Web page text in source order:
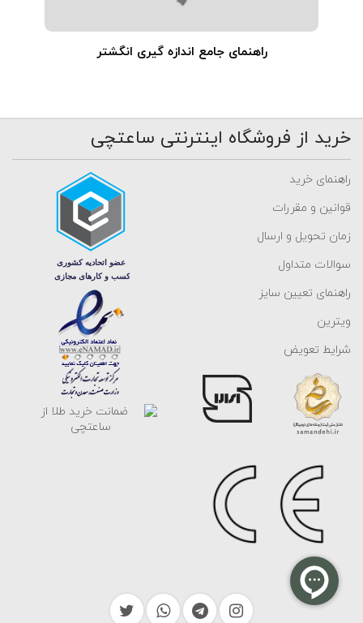
راهنمای جامع اندازه گیری انگشتر
خرید از فروشگاه اینترنتی ساعتچی
راهنمای خرید
قوانین و مقررات
زمان تحویل و ارسال
سوالات متداول
راهنمای تعیین سایز
ویترین
شرایط تعویض